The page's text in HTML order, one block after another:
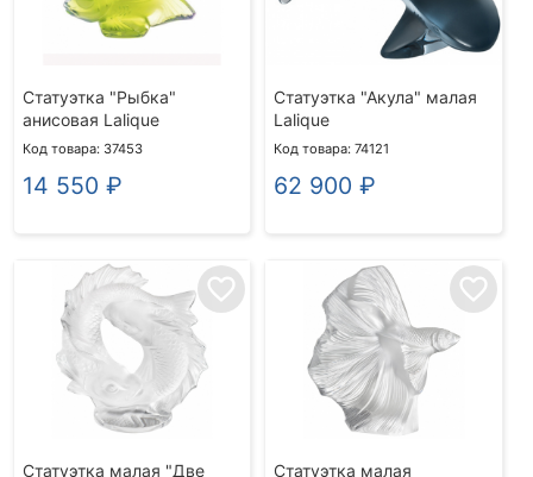
Статуэтка "Рыбка"
анисовая Lalique
Код товара: 37453
14 550 ₽
Статуэтка "Акула" малая
Lalique
Код товара: 74121
62 900 ₽
favorite_border
Статуэтка малая "Две
favorite_border
Статуэтка малая